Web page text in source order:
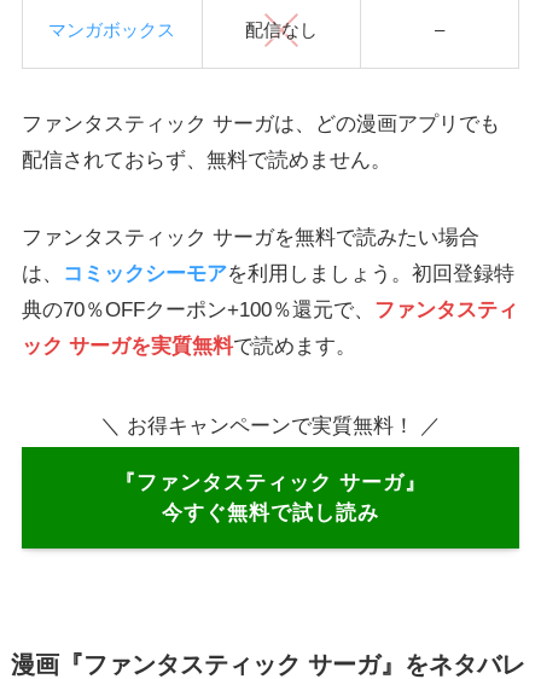
マンガボックス 配信なし –
ファンタスティック サーガは、どの漫画アプリでも
配信されておらず、無料で読めません。
ファンタスティック サーガを無料で読みたい場合
は、
コミックシーモアを利用しましょう。初回登録特
典の70％OFFクーポン+100％還元で、 ファンタスティ
ック サーガを実質無料で読めます。
＼ お得キャンペーンで実質無料！ ／
『ファンタスティック サーガ』
今すぐ無料で試し読み
漫画『ファンタスティック サーガ』をネタバレ